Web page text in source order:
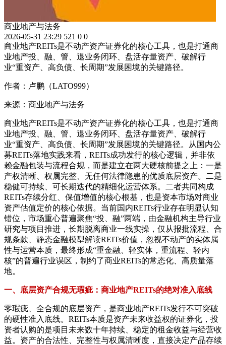
商业地产与法务
2026-05-31 23:29 521 0 0
商业地产REITs是不动产资产证券化的核心工具，也是打通商
业地产投、融、管、退业务闭环、盘活存量资产、破解行
业“重资产、高负债、长周期”发展困境的关键路径。
作者：卢鹏（LATO999）
来源：商业地产与法务
商业地产REITs是不动产资产证券化的核心工具，也是打通商
业地产投、融、管、退业务闭环、盘活存量资产、破解行
业“重资产、高负债、长周期”发展困境的关键路径。从国内公
募REITs落地实践来看，REITs成功发行的核心逻辑，并非依
赖金融包装与流程合规，而是建立在两大硬核前提之上：一是
产权清晰、权属完整、无任何法律隐患的优质底层资产。二是
稳健可持续、可长期迭代的精细化运营体系。二者共同构成
REITs存续分红、保值增值的核心根基，也是资本市场对商业
资产估值定价的核心依据。当前国内REITs行业存在明显认知
错位，市场重心普遍聚焦“投、融”两端，由金融机构主导行业
研究与项目推进，长期脱离商业一线实操，仅从报批流程、合
规条款、静态金融模型解读REITs价值，忽视不动产的实体属
性与运营本质，最终形成“重金融、轻实体，重流程、轻内
核”的普遍行业误区，制约了商业REITs的常态化、高质量落
地。
一、底层资产合规无瑕疵：商业地产REITs的绝对准入底线
零瑕疵、全合规的底层资产，是商业地产REITs发行不可突破
的硬性准入底线。REITs本质是资产未来收益权的证券化，投
资者认购的是项目未来数十年持续、稳定的租金收益与经营收
益。资产的合法性、完整性与权属清晰度，直接决定产品存续